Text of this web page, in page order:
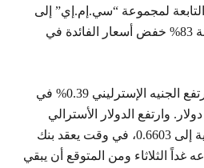
لمجموعة “سي.إم.إي” إلى
أن الأسواق تتوقع الآن بنسبة 83% خفض أسعار الفائدة في
بالنسبة للعملات الأخرى، ارتفع الجنيه الإسترليني 0.39% في
أحدث تعاملات إلى 1.2976 دولار. وارتفع الدولار الأسترالي
0.67% أمام العملة الأميركية إلى 0.6603، في وقت يعقد بنك
غداً الثلاثاء ومن المتوقع أن يبقي